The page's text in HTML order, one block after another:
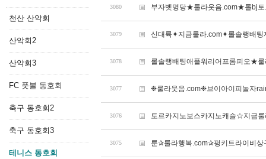
천산 산악회
산악회2
산악회3
FC 풋볼 동호회
축구 동호회2
축구 동호회3
테니스 동호회
3080 부자벳명당★룰라웃음.com★롤bj토
3079 신대륙✦지금룰라.com✦롤솔랭배팅
3078 롤솔랭배팅애플워리어프롬피오★
3077 ❉룰라웃음.com❉브이아이피놀자
3076 토르카지노보스카지노캐슬☆지금
3075 룬✰룰라행복.com✰펑키트라이비상